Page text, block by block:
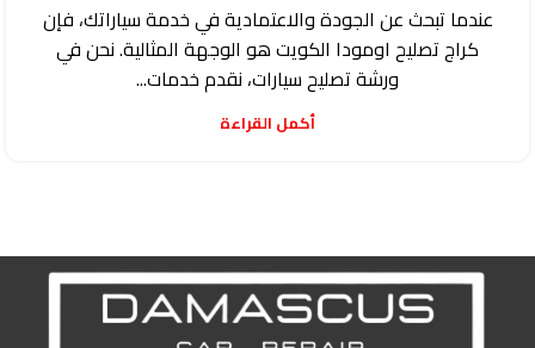
عندما تبحث عن الجودة والاعتمادية في خدمة سياراتك، فإن
كراج تصليح اومودا الكويت هو الوجهة المثالية. نحن في
ورشة تصليح سيارات، نقدم خدمات...
أكمل القراءة